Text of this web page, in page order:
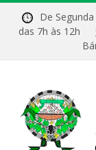
De
das 7h às 12h